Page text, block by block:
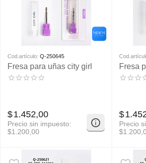
Cod.artículo: Q-250645
Fresa para uñas city girl
$1.452,00
Precio sin impuesto:
$1.200,00
Fresa
$
Precio
$